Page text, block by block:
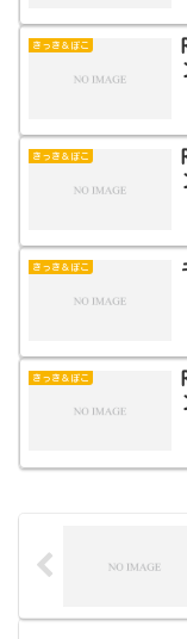
きっき＆ぽこ
きっき＆ぽこ
きっき＆ぽこ
きっき＆ぽこ